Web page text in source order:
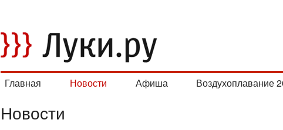
Главная Новости Афиша Воздухоплавание
Новости